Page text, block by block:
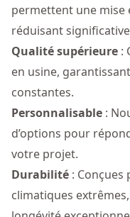
permettent une mise
réduisant
Qualité supérieure :
en usine,
constantes.
Personnalisable :
d’options pour
votre projet.
Durabilité :
climatiques